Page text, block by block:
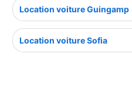
Location voiture Guingamp
Location voiture Sofia